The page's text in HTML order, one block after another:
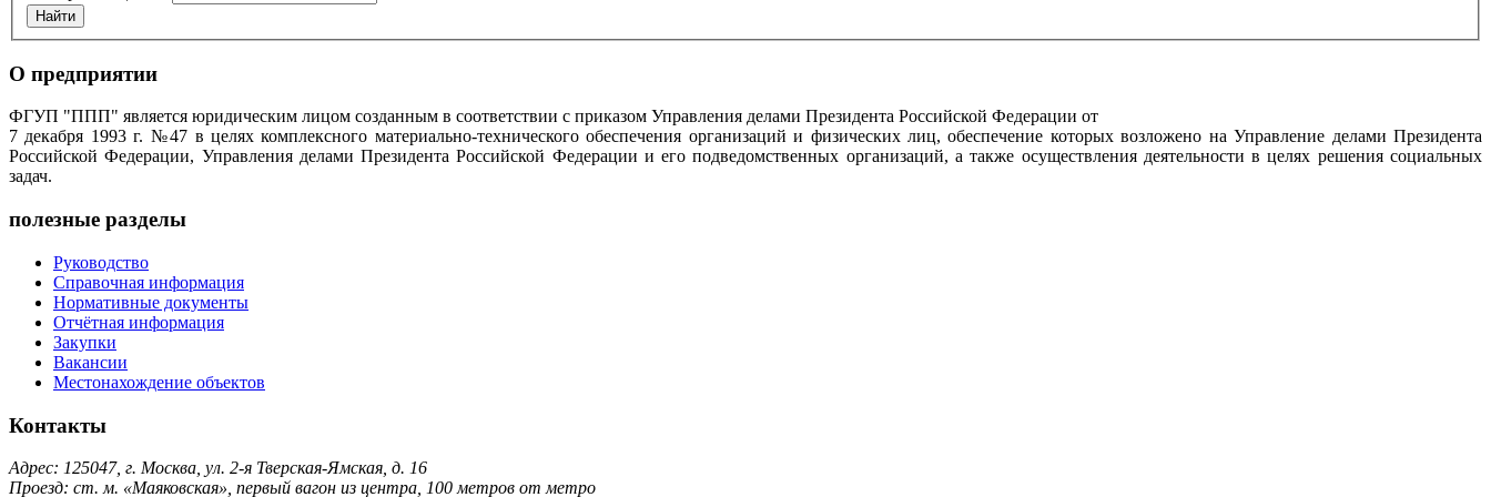
О предприятии
ФГУП "ППП" является юридическим лицом созданным в соответствии с приказом Управления делами Президента Российской Федерации от
7 декабря 1993 г. №47 в целях комплексного материально-технического обеспечения организаций и физических лиц, обеспечение которых возложено на Управление делами Президента
Российской Федерации, Управления делами Президента Российской Федерации и его подведомственных организаций, а также осуществления деятельности в целях решения социальных
задач.
полезные разделы
Руководство
Справочная информация
Нормативные документы
Отчётная информация
Закупки
Вакансии
Местонахождение объектов
Контакты
Адрес: 125047, г. Москва, ул. 2-я Тверская-Ямская, д. 16
Проезд: ст. м. «Маяковская», первый вагон из центра, 100 метров от метро